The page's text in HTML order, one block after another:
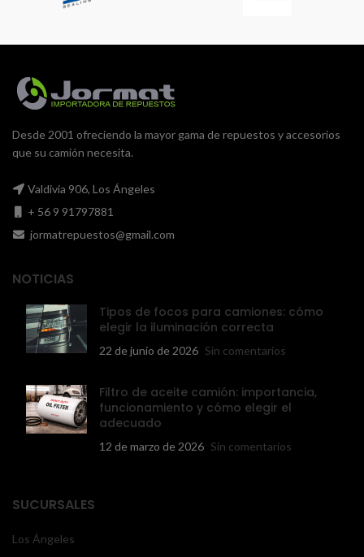
Desde 2001 ofreciendo la mayor gama de repuestos y accesorios
que su camión necesita.
Valdivia 906, Los Ángeles
+ 56 9 91797881
jormatrepuestos@gmail.com
NOTICIAS
Tipos de focos para camiones: cómo
elegir la iluminación correcta
22 de junio de 2026 Sin comentarios
Filtro de aceite camión: importancia,
funcionamiento y cómo elegir el
adecuado
12 de marzo de 2026 Sin comentarios
SUCURSALES
Los Ángeles